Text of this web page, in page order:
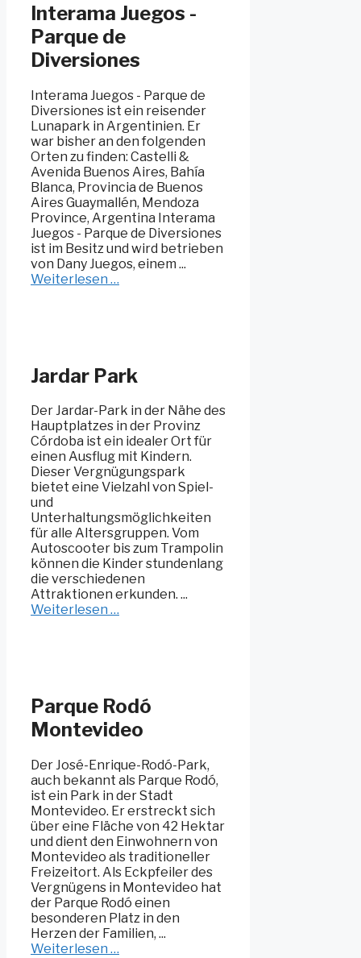
Interama Juegos -
Parque de
Diversiones
Interama Juegos - Parque de
Diversiones ist ein reisender
Lunapark in Argentinien. Er
war bisher an den folgenden
Orten zu finden: Castelli &
Avenida Buenos Aires, Bahía
Blanca, Provincia de Buenos
Aires Guaymallén, Mendoza
Province, Argentina Interama
Juegos - Parque de Diversiones
ist im Besitz und wird betrieben
von Dany Juegos, einem ...
Weiterlesen …
Jardar Park
Der Jardar-Park in der Nähe des
Hauptplatzes in der Provinz
Córdoba ist ein idealer Ort für
einen Ausflug mit Kindern.
Dieser Vergnügungspark
bietet eine Vielzahl von Spiel-
und
Unterhaltungsmöglichkeiten
für alle Altersgruppen. Vom
Autoscooter bis zum Trampolin
können die Kinder stundenlang
die verschiedenen
Attraktionen erkunden. ...
Weiterlesen …
Parque Rodó
Montevideo
Der José-Enrique-Rodó-Park,
auch bekannt als Parque Rodó,
ist ein Park in der Stadt
Montevideo. Er erstreckt sich
über eine Fläche von 42 Hektar
und dient den Einwohnern von
Montevideo als traditioneller
Freizeitort. Als Eckpfeiler des
Vergnügens in Montevideo hat
der Parque Rodó einen
besonderen Platz in den
Herzen der Familien, ...
Weiterlesen …